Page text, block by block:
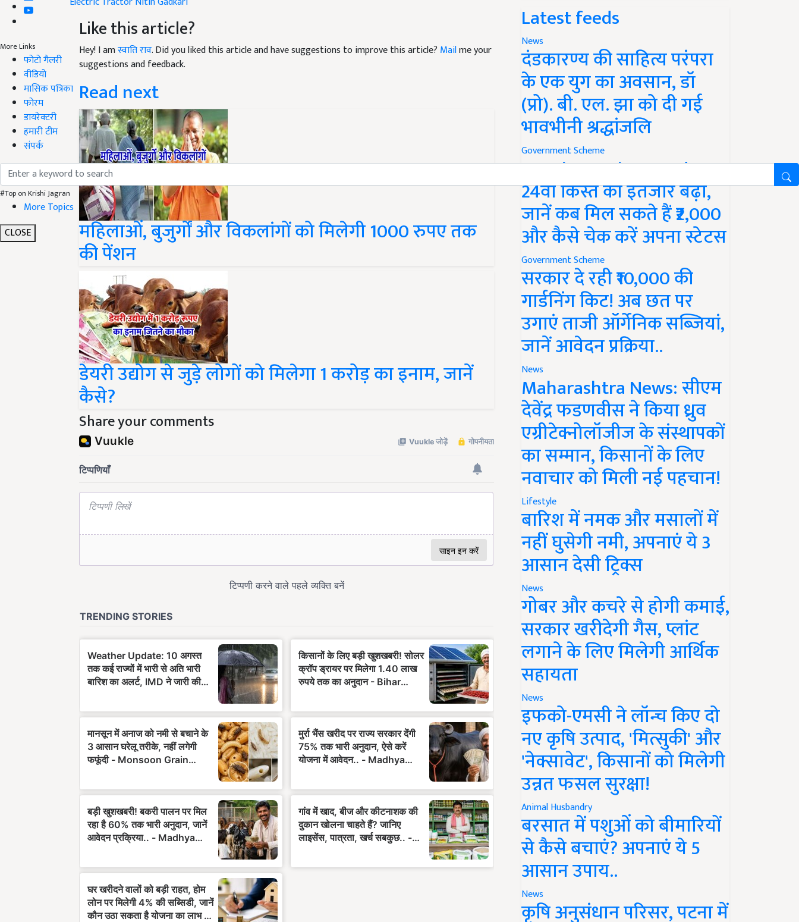
More Links
फोटो गैलरी
वीडियो
मासिक पत्रिका
फोरम
डायरेक्टरी
हमारी टीम
संपर्क
#Top on Krishi Jagran
More Topics
CLOSE
Like this article?
Hey! I amस्वाति राव. Did you liked this article and have suggestions to improve this article?
suggestions and feedback.
Read next
महिलाओं, बुजुर्गों और विकलांगों को मिलेगी 1000 रुपए तक
की पेंशन
डेयरी उद्योग से जुड़े लोगों को मिलेगा 1 करोड़ का इनाम, जानें
कैसे?
Share your comments
Latest feeds
News
दंडकारण्य की साहित्य परंपरा
के एक युग का अवसान, डॉ
(प्रो). बी. एल. झा को दी गई
भावभीनी श्रद्धांजलि
Government Scheme
PM Kisan Yojana Update:
24वीं किस्त का इंतजार बढ़ा,
जानें कब मिल सकते हैं ₹2,000
और कैसे चेक करें अपना स्टेटस
Government Scheme
सरकार दे रही ₹10,000 की
गार्डनिंग किट! अब छत पर
उगाएं ताजी ऑर्गेनिक सब्जियां,
जानें आवेदन प्रक्रिया..
News
Maharashtra News: सीएम
देवेंद्र फडणवीस ने किया ध्रुव
एग्रीटेक्नोलॉजीज के संस्थापकों
का सम्मान, किसानों के लिए
नवाचार को मिली नई पहचान!
Lifestyle
बारिश में नमक और मसालों में
नहीं घुसेगी नमी, अपनाएं ये 3
आसान देसी ट्रिक्स
News
गोबर और कचरे से होगी कमाई,
सरकार खरीदेगी गैस, प्लांट
लगाने के लिए मिलेगी आर्थिक
सहायता
News
इफको-एमसी ने लॉन्च किए दो
नए कृषि उत्पाद, 'मित्सुकी' और
'नेक्सावेट', किसानों को मिलेगी
उन्नत फसल सुरक्षा!
Animal Husbandry
बरसात में पशुओं को बीमारियों
से कैसे बचाएं? अपनाएं ये 5
आसान उपाय..
News
कृषि अनुसंधान परिसर, पटना में